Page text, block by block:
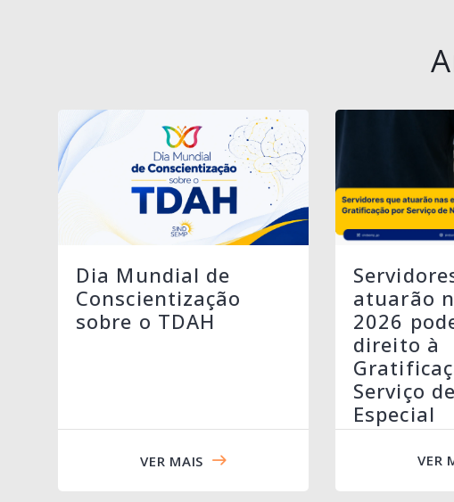
Dia Mundial de
Conscientização
sobre o TDAH
VER MAIS
atuarão
2026
direito à
Serviço
Especial
VER